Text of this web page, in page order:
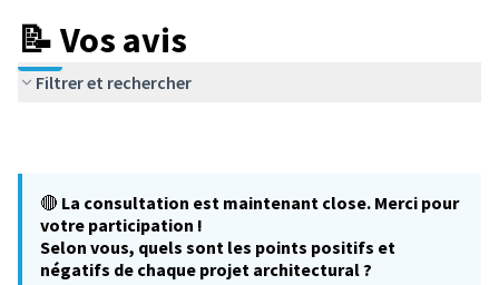
📝 Vos avis
Filtrer et rechercher
🔴 La consultation est maintenant close. Merci pour
votre participation !
Selon vous, quels sont les points positifs et
négatifs de chaque projet architectural ?